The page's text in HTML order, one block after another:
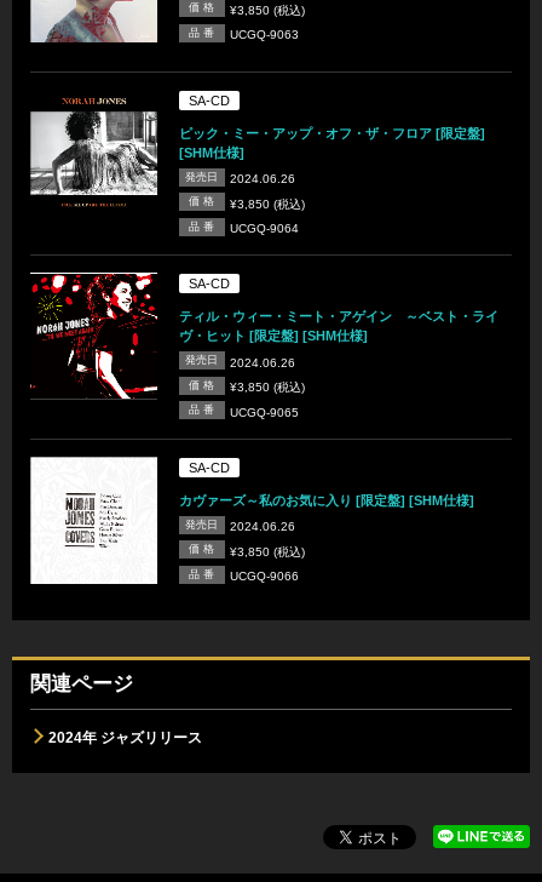
価 格 ¥3,850 (税込)
品 番 UCGQ-9063
SA-CD
ピック・ミー・アップ・オフ・ザ・フロア [限定盤]
[SHM仕様]
発売日 2024.06.26
価 格 ¥3,850 (税込)
品 番 UCGQ-9064
SA-CD
ティル・ウィー・ミート・アゲイン ～ベスト・ライ
ヴ・ヒット [限定盤] [SHM仕様]
発売日 2024.06.26
価 格 ¥3,850 (税込)
品 番 UCGQ-9065
SA-CD
カヴァーズ～私のお気に入り [限定盤] [SHM仕様]
発売日 2024.06.26
価 格 ¥3,850 (税込)
品 番 UCGQ-9066
関連ページ
2024年 ジャズリリース